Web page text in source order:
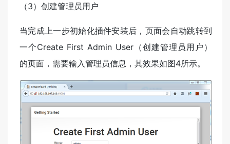
（3）创建管理员用户
当完成上一步初始化插件安装后，页面会自动跳转到
一个Create First Admin User（创建管理员用户）
的页面，需要输入管理员信息，其效果如图4所示。